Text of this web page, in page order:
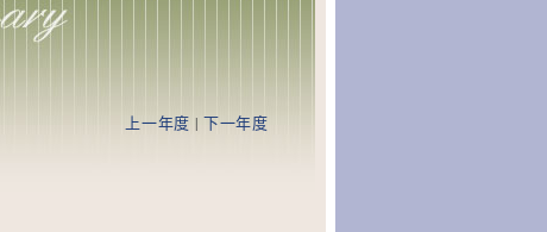
上一年度 | 下一年度